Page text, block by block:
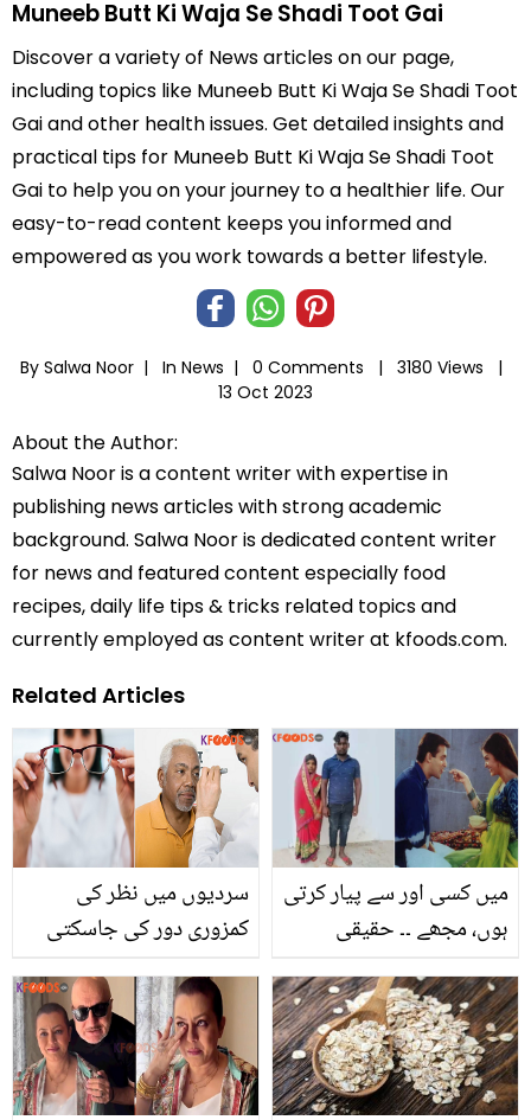
Muneeb Butt Ki Waja Se Shadi Toot Gai
Discover a variety of News articles on our page,
including topics like Muneeb Butt Ki Waja Se Shadi Toot
Gai and other health issues. Get detailed insights and
practical tips for Muneeb Butt Ki Waja Se Shadi Toot
Gai to help you on your journey to a healthier life. Our
easy-to-read content keeps you informed and
empowered as you work towards a better lifestyle.
By Salwa Noor | In News | 0 Comments |
3180 Views |
13 Oct 2023
About the Author:
Salwa Noor is a content writer with expertise in
publishing news articles with strong academic
background. Salwa Noor is dedicated content writer
for news and featured content especially food
recipes, daily life tips & tricks related topics and
currently employed as content writer at kfoods.com.
Related Articles
سردیوں میں نظر کی
کمزوری دور کی جاسکتی
ہے، لیکن کس طریقے سے؟
ٹھنڈے موسم میں یہ
چیزیں کھائیں اور اپنی
آنکھیں تیز بنائیں
میں کسی اور سے پیار کرتی
ہوں، مجھے ۔۔ حقیقی
زندگی نے جب فلمی کہانی
کا موڑ لے لیا تو کیا ہوا؟
دلچسپ واقعہ جس نے سب
کو چونکا دیا